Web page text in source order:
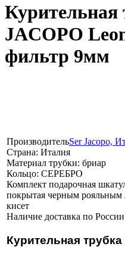
Курительная
JACOPO
фильтр 9мм
ПроизводительSer Jacopo,
Страна: Италия
Материал трубки: бриар
Кольцо: СЕРЕБРО
Комплект подарочная
покрытая черным рояльным
кисет
Наличие доставка по России
Курительная